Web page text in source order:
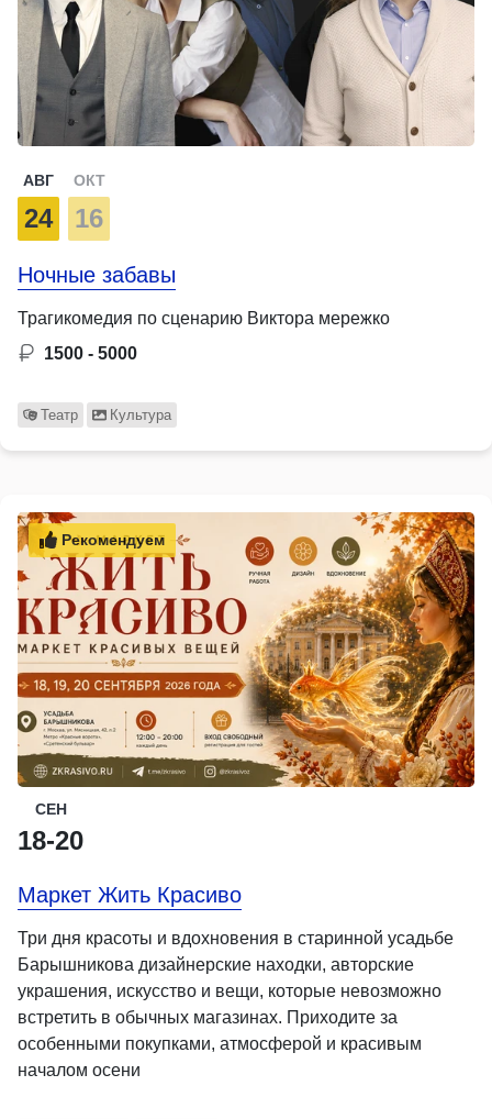
АВГ
24
ОКТ
16
Ночные забавы
Трагикомедия по сценарию Виктора мережко
1500 - 5000
Театр Культура
Рекомендуем
СЕН
18-20
Маркет Жить Красиво
Три дня красоты и вдохновения в старинной усадьбе
Барышникова дизайнерские находки, авторские
украшения, искусство и вещи, которые невозможно
встретить в обычных магазинах. Приходите за
особенными покупками, атмосферой и красивым
началом осени